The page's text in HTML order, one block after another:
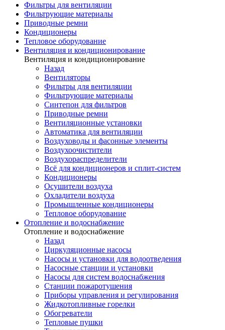
Фильтры для вентиляции
Фильтрующие материалы
Приводные ремни
Кондиционеры
Тепловое оборудование
Вентиляция и кондиционирование
Вентиляция и кондиционирование
Назад
Вентиляторы
Фильтры для вентиляции
Фильтрующие материалы
Синтепон для фильтров
Приводные ремни
Вентиляционные установки
Автоматика для вентиляции
Воздуховоды и фасонные элементы
Воздухоочистители
Воздухораспределители
Всё для кондиционеров и сплит-систем
Кондиционеры
Осушители воздуха
Охладители воздуха
Промышленные кондиционеры
Тепловое оборудование
Отопление и водоснабжение
Отопление и водоснабжение
Назад
Циркуляционные насосы
Насосы и установки для водоотведения
Насосные станции и установки
Насосы для систем водоснабжения
Станции пожаротушения
Приборы управления и регулирования
Жидкотопливные горелки
Обогреватели
Тепловые пушки